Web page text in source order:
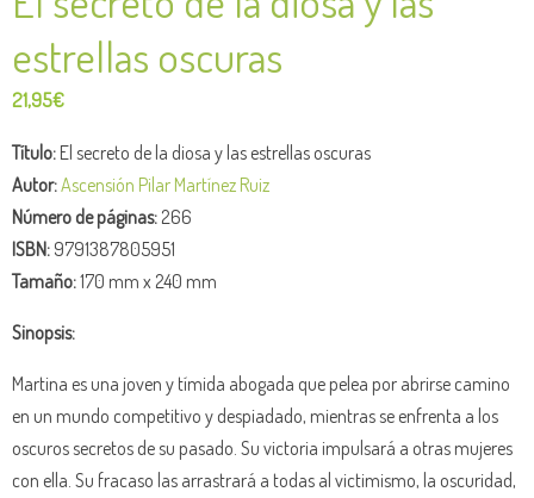
estrellas oscuras
21,95€
Título:El secreto de la diosa y las estrellas oscuras
Autor:Ascensión Pilar Martínez Ruiz
Número de páginas:266
ISBN:9791387805951
Tamaño:170 mm x 240 mm
Sinopsis:
Martina es una joven y tímida abogada que pelea por abrirse camino
en un mundo competitivo y despiadado, mientras se enfrenta a los
oscuros secretos de su pasado. Su victoria impulsará a otras mujeres
con ella. Su fracaso las arrastrará a todas al victimismo, la oscuridad,